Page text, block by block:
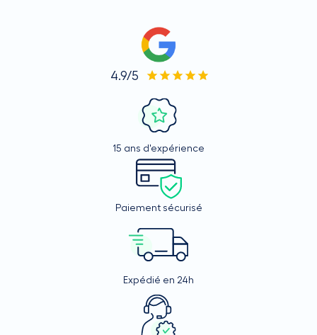
4.9/5
15 ans d'expérience
Paiement sécurisé
Expédié en 24h